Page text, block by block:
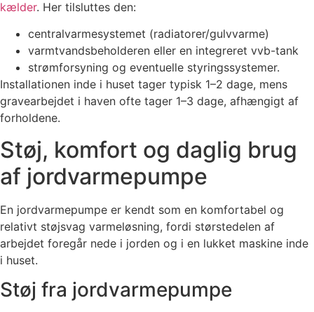
kælder. Her tilsluttes den:
centralvarmesystemet (radiatorer/gulvvarme)
varmtvandsbeholderen eller en integreret vvb-tank
strømforsyning og eventuelle styringssystemer.
Installationen inde i huset tager typisk 1–2 dage, mens
gravearbejdet i haven ofte tager 1–3 dage, afhængigt af
forholdene.
Støj, komfort og daglig brug
af jordvarmepumpe
En jordvarmepumpe er kendt som en komfortabel og
relativt støjsvag varmeløsning, fordi størstedelen af
arbejdet foregår nede i jorden og i en lukket maskine inde
i huset.
Støj fra jordvarmepumpe